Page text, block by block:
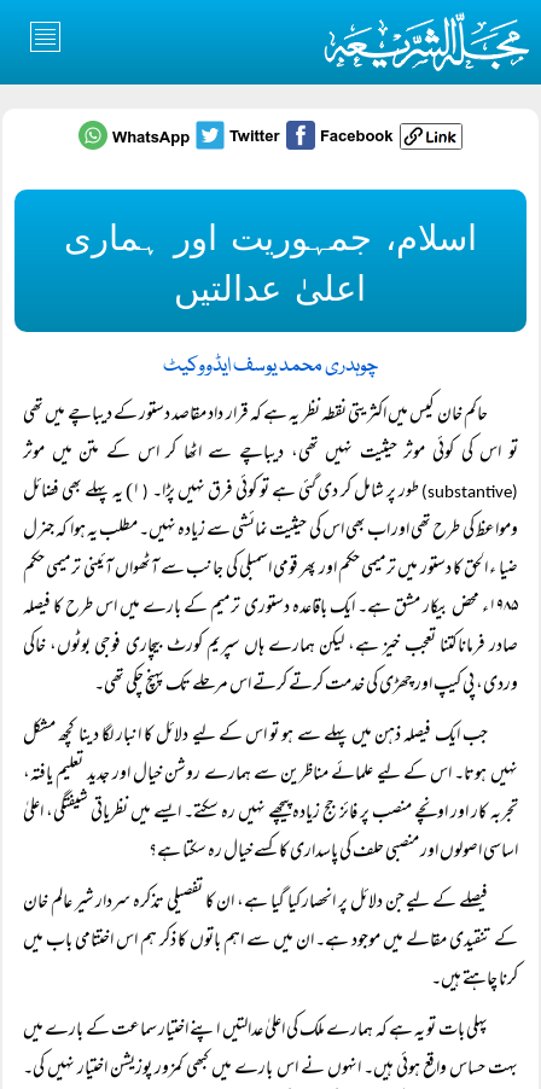
اسلام، جمہوریت اور ہماری
اعلیٰ عدالتیں
چوہدری محمد یوسف ایڈووکیٹ
حاکم خان کیس میں اکثریتی نقطہ نظر یہ ہے کہ قرار داد مقاصد دستور کے دیباچے میں تھی
تو اس کی کوئی موثر حیثیت نہیں تھی، دیباچے سے اٹھا کر اس کے متن میں موثر
(substantive) طور پر شامل کر دی گئی ہے تو کوئی فرق نہیں پڑا۔ ( ۱) یہ پہلے بھی فضائل
ومواعظ کی طرح تھی اور اب بھی اس کی حیثیت نمائشی سے زیادہ نہیں۔ مطلب یہ ہوا کہ جنرل
ضیا ء الحق کا دستور میں ترمیمی حکم اور پھر قومی اسمبلی کی جانب سے آٹھواں آئینی ترمیمی حکم
۱۹۸۵ء محض بیکار مشق ہے۔ ایک باقاعدہ دستوری ترمیم کے بارے میں اس طرح کا فیصلہ
صادر فرماناکتنا تعجب خیز ہے، لیکن ہمارے ہاں سپریم کورٹ بیچاری فوجی بوٹوں، خاکی
وردی، پی کیپ اور چھڑی کی خدمت کرتے کرتے اس مرحلے تک پہنچ چکی تھی۔
جب ایک فیصلہ ذہن میں پہلے سے ہو تو اس کے لیے دلائل کا انبار لگا دینا کچھ مشکل
نہیں ہوتا۔ اس کے لیے علمائے مناظرین سے ہمارے روشن خیال اور جدید تعلیم یافتہ،
تجربہ کار اور اونچے منصب پر فائز جج زیادہ پیچھے نہیں رہ سکتے۔ ایسے میں نظریاتی شیفتگی، اعلیٰ
اساسی اصولوں اور منصبی حلف کی پاسداری کا کسے خیال رہ سکتا ہے؟
فیصلے کے لیے جن دلائل پر انحصار کیا گیا ہے، ان کا تفصیلی تذکرہ سردار شیر عالم خان
کے تنقیدی مقالے میں موجود ہے۔ ان میں سے اہم باتوں کا ذکر ہم اس اختتامی باب میں
کرنا چاہتے ہیں۔
پہلی بات تو یہ ہے کہ ہمارے ملک کی اعلیٰ عدالتیں اپنے اختیار سماعت کے بارے میں
بہت حساس واقع ہوئی ہیں۔ انہوں نے اس بارے میں کبھی کمزور پوزیشن اختیار نہیں کی۔